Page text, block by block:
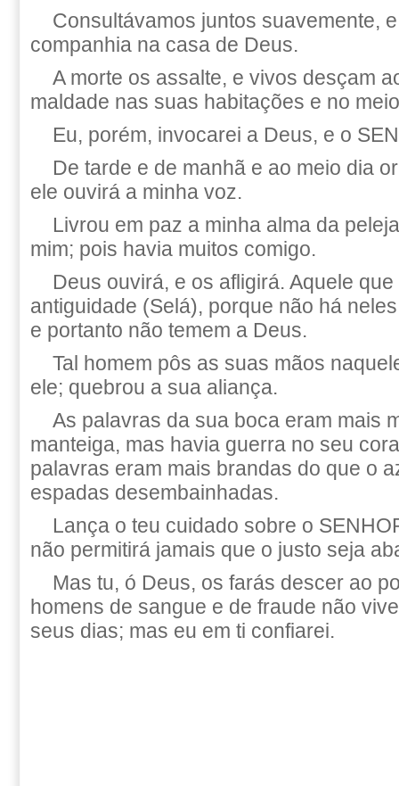
Consultávamos juntos suavemente,
companhia na casa de Deus.
A morte os assalte, e vivos desçam
maldade nas suas habitações e no
Eu, porém, invocarei a Deus, e o
De tarde e de manhã e ao meio dia
ele ouvirá a minha voz.
Livrou em paz a minha alma da
mim; pois havia muitos comigo.
Deus ouvirá, e os afligirá. Aquele
antiguidade (Selá), porque não há
e portanto não temem a Deus.
Tal homem pôs as suas mãos
ele; quebrou a sua aliança.
As palavras da sua boca eram mais
manteiga, mas havia guerra no seu
palavras eram mais brandas do que o
espadas desembainhadas.
Lança o teu cuidado sobre o
não permitirá jamais que o justo seja
Mas tu, ó Deus, os farás descer ao
homens de sangue e de fraude não
seus dias; mas eu em ti confiarei.